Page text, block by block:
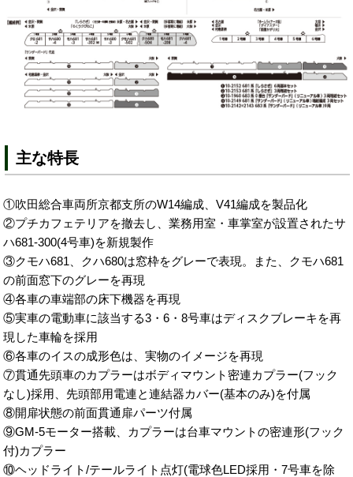
主な特長
①吹田総合車両所京都支所のW14編成、V41編成を製品化
②プチカフェテリアを撤去し、業務用室・車掌室が設置されたサ
ハ681-300(4号車)を新規製作
③クモハ681、クハ680は窓枠をグレーで表現。また、クモハ681
の前面窓下のグレーを再現
④各車の車端部の床下機器を再現
⑤実車の電動車に該当する3・6・8号車はディスクブレーキを再
現した車輪を採用
⑥各車のイスの成形色は、実物のイメージを再現
⑦貫通先頭車のカプラーはボディマウント密連カプラー(フック
なし)採用、先頭部用電連と連結器カバー(基本のみ)を付属
⑧開扉状態の前面貫通扉パーツ付属
⑨GM-5モーター搭載、カプラーは台車マウントの密連形(フック
付)カプラー
⑩ヘッドライト/テールライト点灯(電球色LED採用・7号車を除